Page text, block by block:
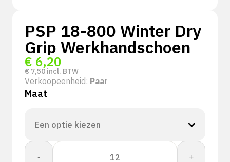
PSP 18-800 Winter Dry
Grip Werkhandschoen
€ 6,20
€ 7,50 incl. BTW
Verkoopeenheid: Paar
Maat
-
PSP
+